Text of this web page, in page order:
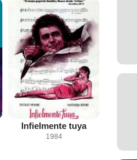
Infielmente tuya
1984